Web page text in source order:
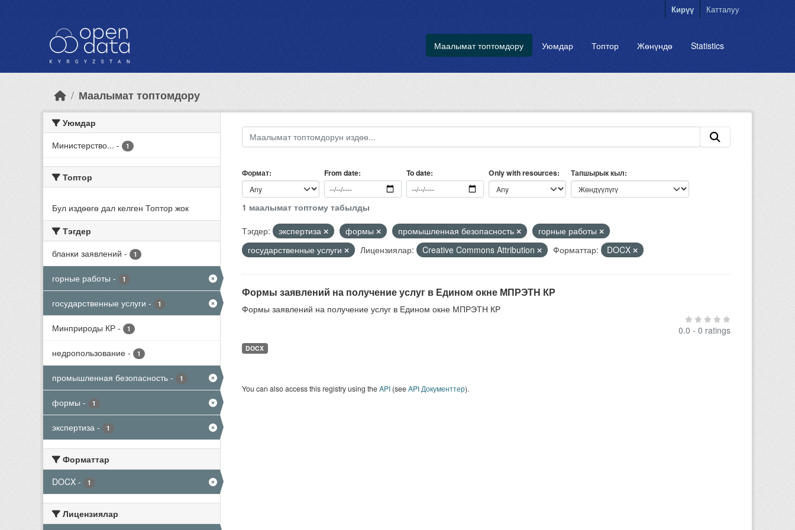
Кирүү Катталуу
Маалымат топтомдору Уюмдар Топтор Жөнүндө Statistics
Маалымат топтомдору
Уюмдар
Министерство... - 1
Топтор
Бул издөөгө дал келген Топтор жок
Тэгдер
бланки заявлений - 1
горные работы - 1
государственные услуги - 1
Минприроды КР - 1
недропользование - 1
промышленная безопасность - 1
формы - 1
экспертиза - 1
Форматтар
DOCX - 1
Лицензиялар
Формат From date To date Only with resources Тапшырык кыл
1 маалымат топтому табылды
Тэгдер:
экспертиза формы промышленная безопасность
горные работы
государственные услуги
Лицензиялар: Creative Commons Attribution Форматтар: DOCX
Формы заявлений на получение услуг в Едином окне МПРЭТН КР
Формы заявлений на получение услуг в Едином окне МПРЭТН КР
0.0 - 0 ratings
DOCX
You can also access this registry using theAPI(seeAPI Документтер).